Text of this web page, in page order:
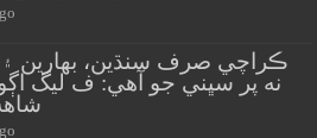
ڪراچي صرف سنڌين، بهارين ۽
نه پر سڀني جو آهي: ف ليگ